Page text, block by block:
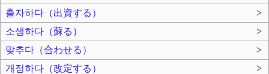
출자하다（出資する）
>
소생하다（蘇る）
>
맞추다（合わせる）
>
개정하다（改定する）
>